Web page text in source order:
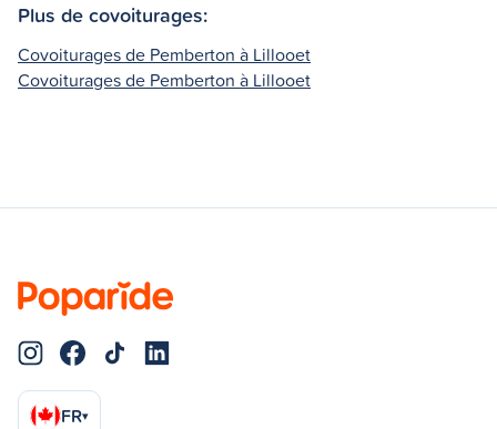
Plus de covoiturages:
Covoiturages de Pemberton à Lillooet
Covoiturages de Pemberton à Lillooet
FR▾